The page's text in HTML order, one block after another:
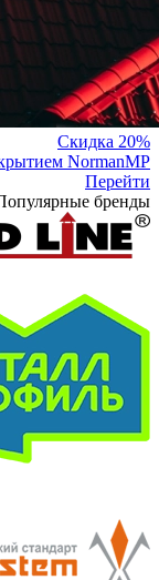
Скидка 20%
NormanMP
Перейти
бренды